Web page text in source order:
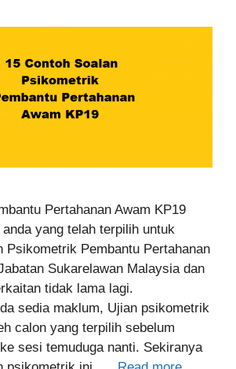
Pertahanan Awam KP19
anda yang telah terpilih untuk
Psikometrik Pembantu Pertahanan
Sukarelawan Malaysia dan
tidak lama lagi.
sedia maklum, Ujian psikometrik
calon yang terpilih sebelum
sesi temuduga nanti. Sekiranya